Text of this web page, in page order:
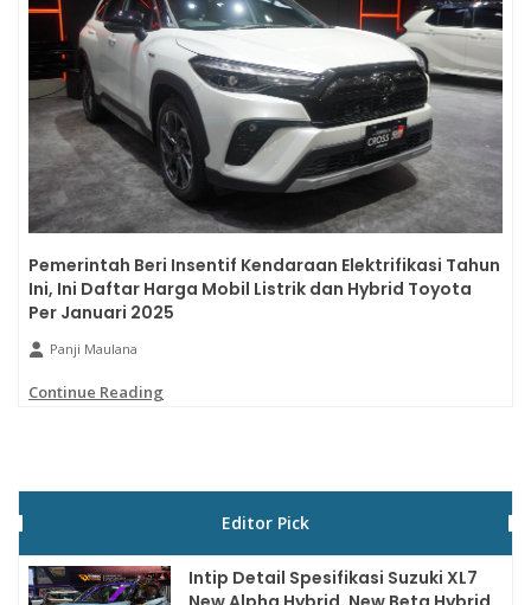
Pemerintah Beri Insentif Kendaraan Elektrifikasi Tahun
Ini, Ini Daftar Harga Mobil Listrik dan Hybrid Toyota
Per Januari 2025
Panji Maulana
Continue Reading
Editor Pick
Intip Detail Spesifikasi Suzuki XL7